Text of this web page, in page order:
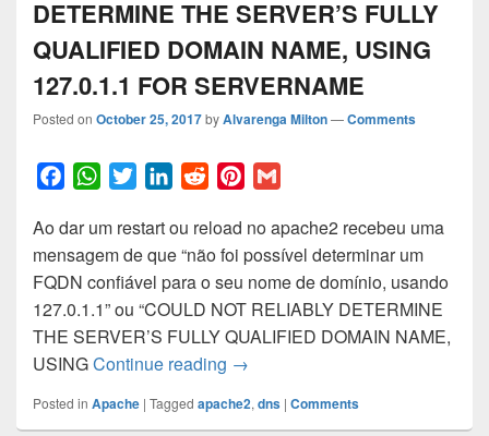
DETERMINE THE SERVER’S FULLY
QUALIFIED DOMAIN NAME, USING
127.0.1.1 FOR SERVERNAME
Posted on October 25, 2017byAlvarenga Milton—Comments
c
e
b
o
o
k
W
a
t
s
A
p
p
i
t
t
e
r
n
k
e
d
I
n
R
d
d
i
t
n
t
e
r
e
s
t
a
i
l
Ao dar um restart ou reload no apache2 recebeu uma
mensagem de que “não foi possível determinar um
FQDN confiável para o seu nome de domínio, usando
127.0.1.1” ou “COULD NOT RELIABLY DETERMINE
THE SERVER’S FULLY QUALIFIED DOMAIN NAME,
USINGContinue reading APACHE2: COULD NOT
→
Posted in Apache | Tagged apache2, dns | Comments